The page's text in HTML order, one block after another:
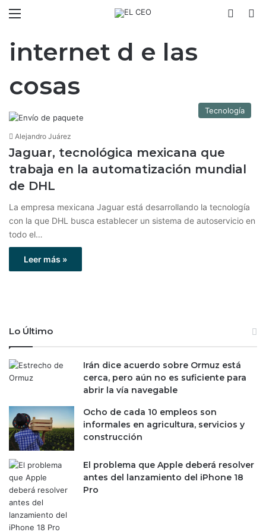
internet d e las
cosas
Tecnología
Alejandro Juárez
Jaguar, tecnológica mexicana que
trabaja en la automatización mundial
de DHL
La empresa mexicana Jaguar está desarrollando la tecnología
con la que DHL busca establecer un sistema de autoservicio en
todo el…
Leer más »
Lo Último
Irán dice acuerdo sobre Ormuz está
cerca, pero aún no es suficiente para
abrir la vía navegable
Ocho de cada 10 empleos son
informales en agricultura, servicios y
construcción
El problema que Apple deberá resolver
antes del lanzamiento del iPhone 18
Pro